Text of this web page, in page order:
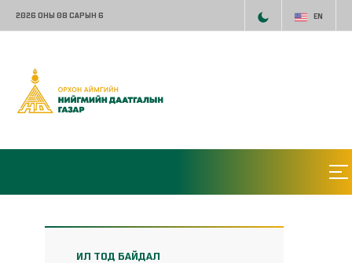
2026 ОНЫ 08 САРЫН 6 EN
ИЛ ТОД БАЙДАЛ